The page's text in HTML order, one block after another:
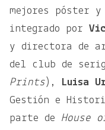
mejores póster
integrado por
y directora de
del club de
Prints), Luisa
Gestión e
parte de House